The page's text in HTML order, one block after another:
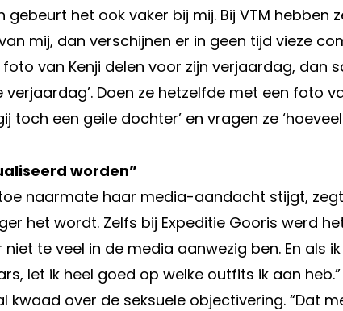
gebeurt het ook vaker bij mij. Bij VTM hebben
mij, dan verschijnen er in geen tijd vieze
van Kenji delen voor zijn verjaardag, dan
verjaardag’. Doen ze hetzelfde met een foto
toch een geile dochter’ en vragen ze
worden”
naarmate haar media-aandacht stijgt, zegt
het wordt. Zelfs bij Expeditie Gooris werd
te veel in de media aanwezig ben. En als
let ik heel goed op welke outfits ik aan heb.”
kwaad over de seksuele objectivering. “Dat